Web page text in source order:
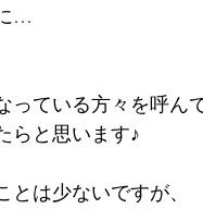
…
っている方々を呼ん
らと思います♪
は少ないですが、